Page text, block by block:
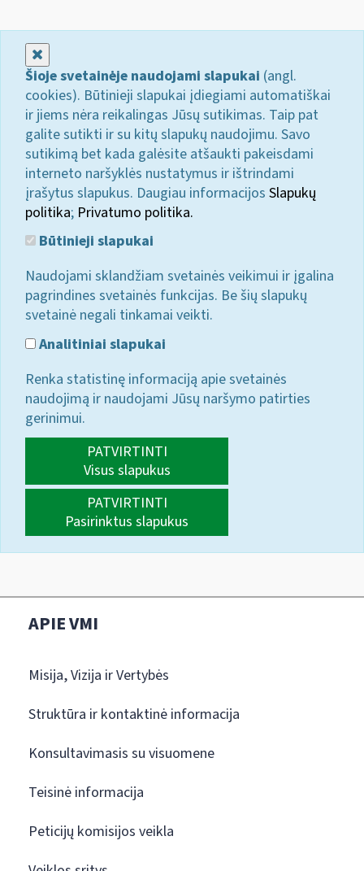
Šioje svetainėje naudojami slapukai (angl.
cookies). Būtinieji slapukai įdiegiami automatiškai
ir jiems nėra reikalingas Jūsų sutikimas. Taip pat
galite sutikti ir su kitų slapukų naudojimu. Savo
sutikimą bet kada galėsite atšaukti pakeisdami
interneto naršyklės nustatymus ir ištrindami
įrašytus slapukus. Daugiau informacijos Slapukų
politika; Privatumo politika.
Būtinieji slapukai
Naudojami sklandžiam svetainės veikimui ir įgalina
pagrindines svetainės funkcijas. Be šių slapukų
svetainė negali tinkamai veikti.
Analitiniai slapukai
Renka statistinę informaciją apie svetainės
naudojimą ir naudojami Jūsų naršymo patirties
gerinimui.
PATVIRTINTI
Visus slapukus
PATVIRTINTI
Pasirinktus slapukus
APIE VMI
Misija, Vizija ir Vertybės
Struktūra ir kontaktinė informacija
Konsultavimasis su visuomene
Teisinė informacija
Peticijų komisijos veikla